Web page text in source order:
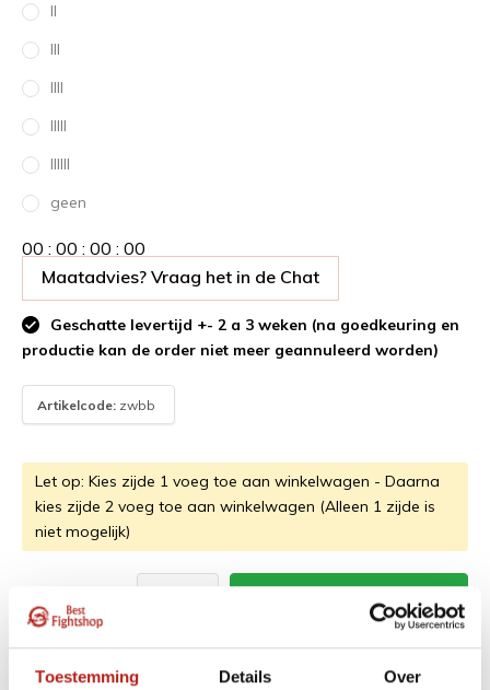
Toestemming Details Over
II
III
IIII
IIIII
IIIIII
geen
00 : 00 : 00 : 00
Maatadvies? Vraag het in de Chat
Geschatte levertijd +- 2 a 3 weken (na goedkeuring en
productie kan de order niet meer geannuleerd worden)
Artikelcode: zwbb
Let op: Kies zijde 1 voeg toe aan winkelwagen - Daarna
kies zijde 2 voeg toe aan winkelwagen (Alleen 1 zijde is
niet mogelijk)
Betaal direct, achteraf of gespreid